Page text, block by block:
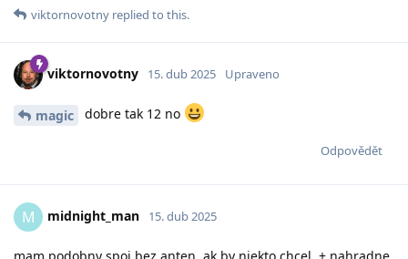
viktornovotny replied to this.
viktornovotny 15. dub 2025 Upraveno
magic dobre tak 12 no
Odpovědět
M midnight_man 15. dub 2025
mam podobny spoj bez anten..ak by niekto chcel. + nahradne